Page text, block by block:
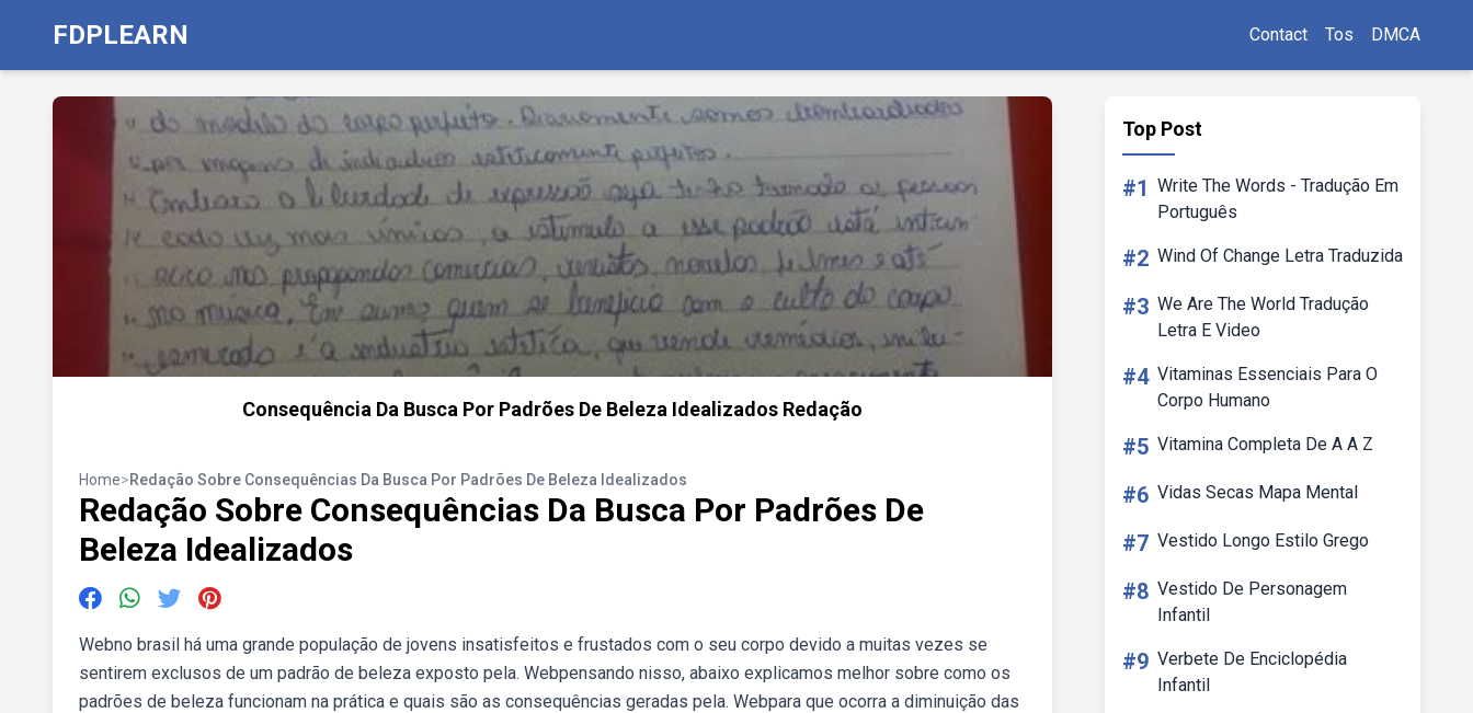
FDPLEARN Contact Tos DMCA
Consequência Da Busca Por Padrões De Beleza Idealizados Redação
Home>Redação Sobre Consequências Da Busca Por Padrões De Beleza Idealizados
Redação Sobre Consequências Da Busca Por Padrões De
Beleza Idealizados
Webno brasil há uma grande população de jovens insatisfeitos e frustados com o seu corpo devido a muitas vezes se
sentirem exclusos de um padrão de beleza exposto pela. Webpensando nisso, abaixo explicamos melhor sobre como os
padrões de beleza funcionam na prática e quais são as consequências geradas pela. Webpara que ocorra a diminuição das
Top Post
#1 Write The Words - Tradução Em
Português
#2 Wind Of Change Letra Traduzida
#3 We Are The World Tradução
Letra E Video
#4 Vitaminas Essenciais Para O
Corpo Humano
#5 Vitamina Completa De A A Z
#6 Vidas Secas Mapa Mental
#7 Vestido Longo Estilo Grego
#8 Vestido De Personagem
Infantil
#9 Verbete De Enciclopédia
Infantil